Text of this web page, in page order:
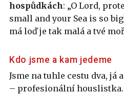
hospůdkách: „O Lord,
small and your Sea is so
má loď je tak malá a tvé
Kdo jsme a kam jedeme
Jsme na tuhle cestu dva, já
– profesionální houslistka.